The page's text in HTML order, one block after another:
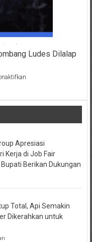
Uang
Ludes Dilalap
pada
Ludes
Api,
Kerugian
Apresiasi
Kerja di Job Fair
Berikan Dukungan
Total, Api Semakin
Dikerahkan untuk
pada